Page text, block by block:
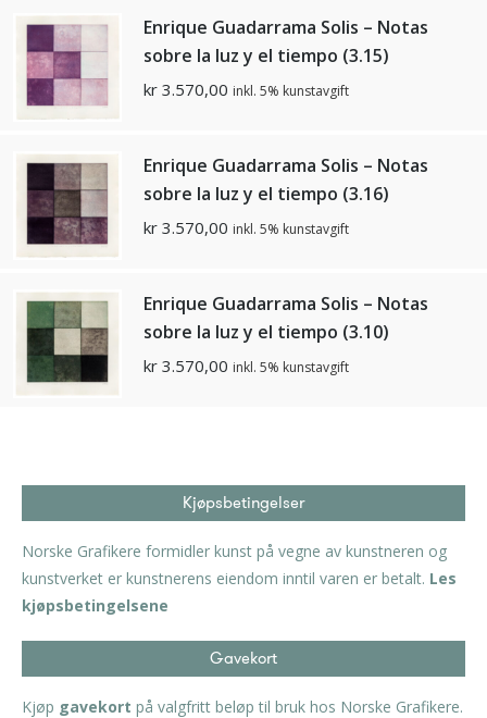
Enrique Guadarrama Solis – Notas
sobre la luz y el tiempo (3.15)
kr 3.570,00 inkl. 5% kunstavgift
Enrique Guadarrama Solis – Notas
sobre la luz y el tiempo (3.16)
kr 3.570,00 inkl. 5% kunstavgift
Enrique Guadarrama Solis – Notas
sobre la luz y el tiempo (3.10)
kr 3.570,00 inkl. 5% kunstavgift
Kjøpsbetingelser
Norske Grafikere formidler kunst på vegne av kunstneren og
kunstverket er kunstnerens eiendom inntil varen er betalt. Les
kjøpsbetingelsene
Gavekort
Kjøp gavekort på valgfritt beløp til bruk hos Norske Grafikere.